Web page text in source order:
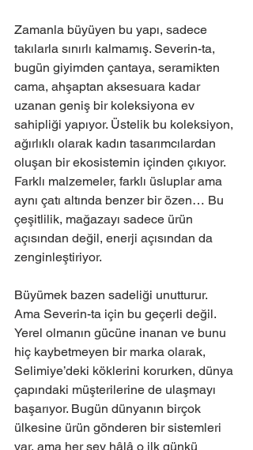
Zamanla büyüyen bu yapı, sadece
takılarla sınırlı kalmamış. Severin-ta,
bugün giyimden çantaya, seramikten
cama, ahşaptan aksesuara kadar
uzanan geniş bir koleksiyona ev
sahipliği yapıyor. Üstelik bu koleksiyon,
ağırlıklı olarak kadın tasarımcılardan
oluşan bir ekosistemin içinden çıkıyor.
Farklı malzemeler, farklı üsluplar ama
aynı çatı altında benzer bir özen… Bu
çeşitlilik, mağazayı sadece ürün
açısından değil, enerji açısından da
zenginleştiriyor.
Büyümek bazen sadeliği unutturur.
Ama Severin-ta için bu geçerli değil.
Yerel olmanın gücüne inanan ve bunu
hiç kaybetmeyen bir marka olarak,
Selimiye’deki köklerini korurken, dünya
çapındaki müşterilerine de ulaşmayı
başarıyor. Bugün dünyanın birçok
ülkesine ürün gönderen bir sistemleri
var, ama her şey hâlâ o ilk günkü